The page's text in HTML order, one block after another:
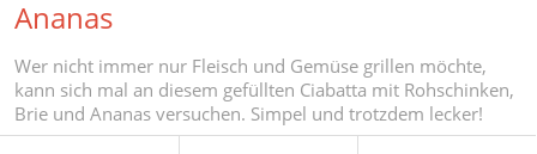
Ananas
Wer nicht immer nur Fleisch und Gemüse grillen möchte,
kann sich mal an diesem gefüllten Ciabatta mit Rohschinken,
Brie und Ananas versuchen. Simpel und trotzdem lecker!